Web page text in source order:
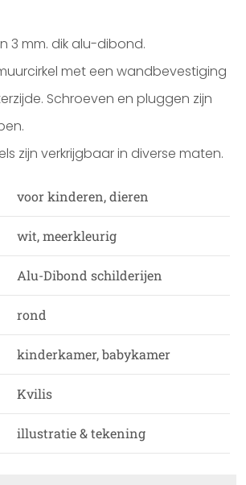
3 mm. dik alu-dibond.
met een wandbevestiging
Schroeven en pluggen zijn
zijn verkrijgbaar in diverse maten.
voor kinderen, dieren
wit, meerkleurig
Alu-Dibond schilderijen
rond
kinderkamer, babykamer
Kvilis
illustratie & tekening